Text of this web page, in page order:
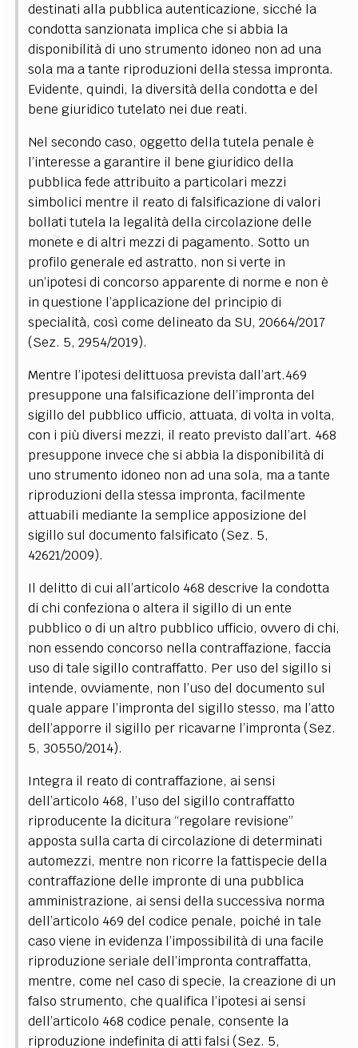
destinati alla pubblica autenticazione, sicché la
condotta sanzionata implica che si abbia la
disponibilità di uno strumento idoneo non ad una
sola ma a tante riproduzioni della stessa impronta.
Evidente, quindi, la diversità della condotta e del
bene giuridico tutelato nei due reati.
Nel secondo caso, oggetto della tutela penale è
l’interesse a garantire il bene giuridico della
pubblica fede attribuito a particolari mezzi
simbolici mentre il reato di falsificazione di valori
bollati tutela la legalità della circolazione delle
monete e di altri mezzi di pagamento. Sotto un
profilo generale ed astratto, non si verte in
un’ipotesi di concorso apparente di norme e non è
in questione l’applicazione del principio di
specialità, così come delineato da SU, 20664/2017
(Sez. 5, 2954/2019).
Mentre l’ipotesi delittuosa prevista dall’art.469
presuppone una falsificazione dell’impronta del
sigillo del pubblico ufficio, attuata, di volta in volta,
con i più diversi mezzi, il reato previsto dall’art. 468
presuppone invece che si abbia la disponibilità di
uno strumento idoneo non ad una sola, ma a tante
riproduzioni della stessa impronta, facilmente
attuabili mediante la semplice apposizione del
sigillo sul documento falsificato (Sez. 5,
42621/2009).
Il delitto di cui all’articolo 468 descrive la condotta
di chi confeziona o altera il sigillo di un ente
pubblico o di un altro pubblico ufficio, ovvero di chi,
non essendo concorso nella contraffazione, faccia
uso di tale sigillo contraffatto. Per uso del sigillo si
intende, ovviamente, non l’uso del documento sul
quale appare l’impronta del sigillo stesso, ma l’atto
dell’apporre il sigillo per ricavarne l’impronta (Sez.
5, 30550/2014).
Integra il reato di contraffazione, ai sensi
dell’articolo 468, l’uso del sigillo contraffatto
riproducente la dicitura “regolare revisione”
apposta sulla carta di circolazione di determinati
automezzi, mentre non ricorre la fattispecie della
contraffazione delle impronte di una pubblica
amministrazione, ai sensi della successiva norma
dell’articolo 469 del codice penale, poiché in tale
caso viene in evidenza l’impossibilità di una facile
riproduzione seriale dell’impronta contraffatta,
mentre, come nel caso di specie, la creazione di un
falso strumento, che qualifica l’ipotesi ai sensi
dell’articolo 468 codice penale, consente la
riproduzione indefinita di atti falsi (Sez. 5,